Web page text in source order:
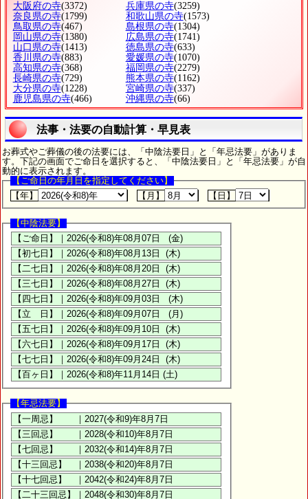
大阪府の寺(3372) 兵庫県の寺(3259)
奈良県の寺(1799) 和歌山県の寺(1573)
鳥取県の寺(467) 島根県の寺(1304)
岡山県の寺(1380) 広島県の寺(1741)
山口県の寺(1413) 徳島県の寺(633)
香川県の寺(883) 愛媛県の寺(1070)
高知県の寺(368) 福岡県の寺(2279)
長崎県の寺(729) 熊本県の寺(1162)
大分県の寺(1228) 宮崎県の寺(337)
鹿児島県の寺(466) 沖縄県の寺(66)
法事・法要の自動計算・早見表
お葬式やご葬儀の後の法要には、「中陰法要日」と「年忌法要」がありま
す。下記の画面でご命日を選択すると、「中陰法要日」と「年忌法要」が自
動的に表示されます。
【ご命日の年月日を指定してください】
【年】
【月】 【日】
【中陰法要】
【年忌法要】